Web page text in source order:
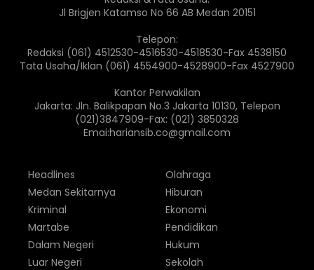
Jl Brigjen Katamso No 66 AB Medan 20151
Telepon:
Redaksi (061) 4512530-4516530-4518530-Fax 4538150
Tata Usaha/Iklan (061) 4554900-4528900-Fax 4527900
Kantor Perwakilan
Jakarta: Jln. Balikpapan No.3 Jakarta 10130, Telepon
(021)3847909-Fax: (021) 3850328
Emai:hariansib.co@gmail.com
Headlines
Medan Sekitarnya
Kriminal
Martabe
Dalam Negeri
Luar Negeri
Olahraga
Hiburan
Ekonomi
Pendidikan
Hukum
Sekolah